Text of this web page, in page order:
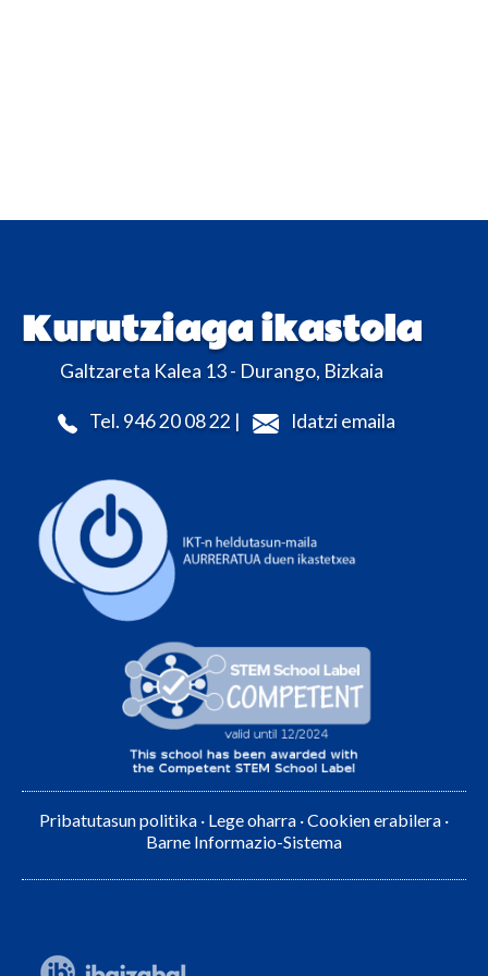
Kurutziaga ikastola
Galtzareta Kalea 13 - Durango, Bizkaia
Tel. 946 20 08 22 | Idatzi emaila
Pribatutasun politika · Lege oharra ·Cookien erabilera ·
Barne Informazio-Sistema